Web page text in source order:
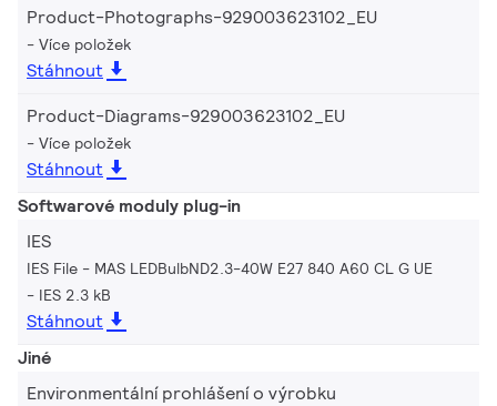
Product-Photographs-929003623102_EU
Více položek
Stáhnout
Product-Diagrams-929003623102_EU
Více položek
Stáhnout
Softwarové moduly plug-in
IES
IES File - MAS LEDBulbND2.3-40W E27 840 A60 CL G UE
IES 2.3 kB
Stáhnout
Jiné
Environmentální prohlášení o výrobku